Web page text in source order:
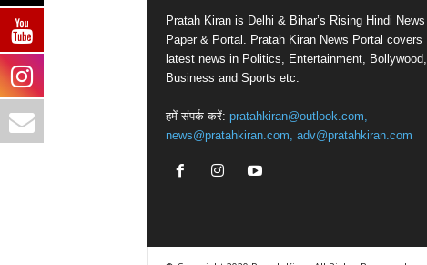
Pratah Kiran is Delhi & Bihar’s Rising Hindi News
Paper & Portal. Pratah Kiran News Portal covers
latest news in Politics, Entertainment, Bollywood,
Business and Sports etc.
हमें संपर्क करें: pratahkiran@outlook.com,
news@pratahkiran.com, adv@pratahkiran.com